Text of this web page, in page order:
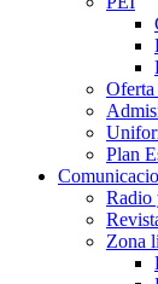
Oferta
Plan
Radio
Zona